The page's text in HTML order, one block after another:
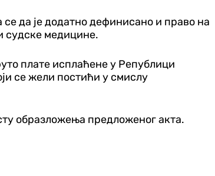
да је додатно дефинисано и право на
судске медицине.
плате исплаћене у Републици
се жели постићи у смислу
образложења предложеног акта.